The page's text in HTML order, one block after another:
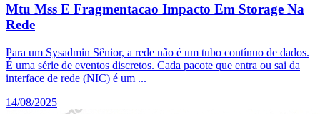
Mtu Mss E Fragmentacao Impacto Em Storage Na
Rede
Para um Sysadmin Sênior, a rede não é um tubo contínuo de dados.
É uma série de eventos discretos. Cada pacote que entra ou sai da
interface de rede (NIC) é um ...
14/08/2025